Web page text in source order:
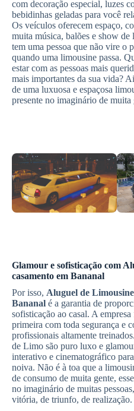
com decoração especial, luzes
bebidinhas geladas para você
Os veículos oferecem espaço,
muita música, balões e show de
tem uma pessoa que não vire o
quando uma limousine passa.
estar com as pessoas mais
mais importantes da sua vida?
de uma luxuosa e espaçosa
presente no imaginário de muita
Glamour e sofisticação com
casamento em Bananal
Por isso, Aluguel de Limousine
Bananal é a garantia de
sofisticação ao casal. A
primeira com toda segurança e
profissionais altamente
de Limo são puro luxo e
interativo e cinematográfico
noiva. Não é à toa que a
de consumo de muita gente,
no imaginário de muitas
vitória, de triunfo, de realização.